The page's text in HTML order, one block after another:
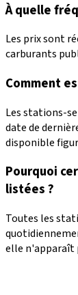
À quelle
Les prix sont
carburants
Comment
Les stations-
date de
disponible
Pourquoi
listées ?
Toutes les
elle n'apparaît